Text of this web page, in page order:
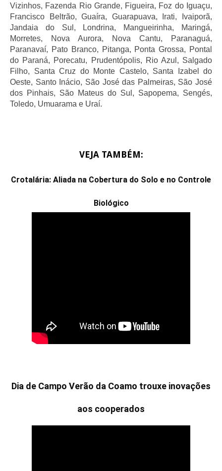
Vizinhos, Fazenda Rio Grande, Figueira, Foz do Iguaçu,
Francisco Beltrão, Guaíra, Guarapuava, Irati, Ivaiporã,
Jandaia do Sul, Londrina, Mangueirinha, Maringá,
Morretes, Nova Aurora, Nova Cantu, Paranaguá,
Paranavaí, Pato Branco, Pitanga, Ponta Grossa, Pontal
do Paraná, Porecatu, Prudentópolis, Rio Azul, Salgado
Filho, Santa Cruz do Monte Castelo, Santa Izabel do
Oeste, Santo Inácio, São José das Palmeiras, São José
dos Pinhais, São Mateus do Sul, Sapopema, Sengés,
Toledo, Umuarama e Uraí.
VEJA TAMBÉM:
Crotalária: Aliada na Cobertura do Solo e no Controle
Biológico
Dia de Campo Verão da Coamo trouxe inovações
aos cooperados